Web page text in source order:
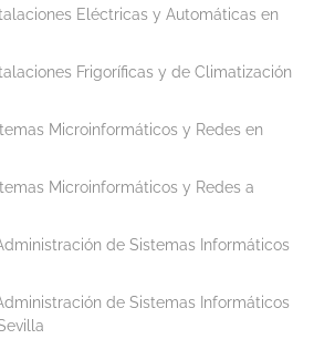
Eléctricas y Automáticas en
Frigoríficas y de Climatización
Microinformáticos y Redes en
Microinformáticos y Redes a
de Sistemas Informáticos
de Sistemas Informáticos